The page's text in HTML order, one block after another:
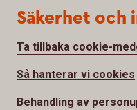
Säkerhet
Ta tillbaka cookie-
Så hanterar vi cookies
Behandling av